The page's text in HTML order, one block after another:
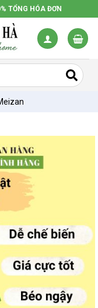
TỔNG HÓA ĐƠN